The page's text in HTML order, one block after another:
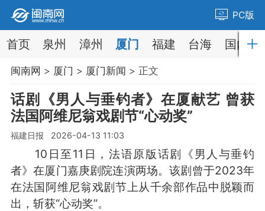
PC版
首页 泉州 漳州 厦门 福建 台海 国内
闽南网 > 厦门 > 厦门新闻 > 正文
话剧《男人与垂钓者》在厦献艺 曾获
法国阿维尼翁戏剧节“心动奖”
福建日报 2026-04-13 11:03
10日至11日，法语原版话剧《男人与垂钓
者》在厦门嘉庚剧院连演两场。该剧曾于2023年
在法国阿维尼翁戏剧节上从千余部作品中脱颖而
出，斩获“心动奖”。